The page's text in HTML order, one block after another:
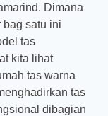
Dimana
bag satu ini
tas
kita lihat
tas warna
tas
dibagian